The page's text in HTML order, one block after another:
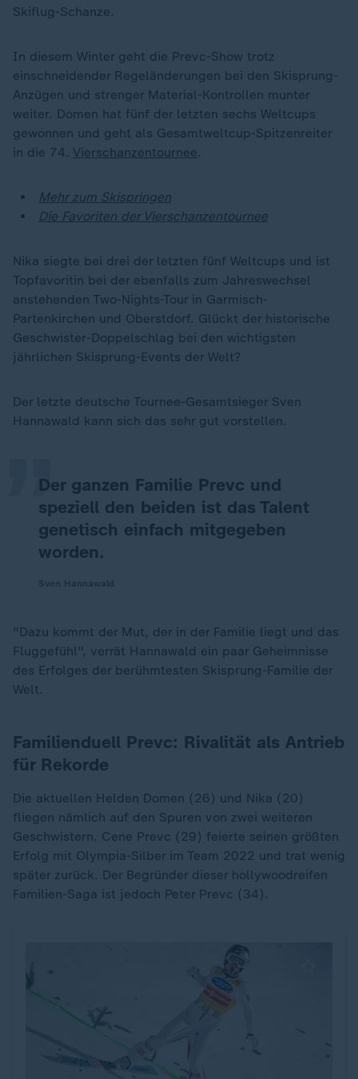
Skiflug-Schanze.
In diesem Winter geht die Prevc-Show trotz
einschneidender Regeländerungen bei den Skisprung-
Anzügen und strenger Material-Kontrollen munter
weiter. Domen hat fünf der letzten sechs Weltcups
gewonnen und geht als Gesamtweltcup-Spitzenreiter
in die 74. Vierschanzentournee.
Mehr zum Skispringen
Die Favoriten der Vierschanzentournee
Nika siegte bei drei der letzten fünf Weltcups und ist
Topfavoritin bei der ebenfalls zum Jahreswechsel
anstehenden Two-Nights-Tour in Garmisch-
Partenkirchen und Oberstdorf. Glückt der historische
Geschwister-Doppelschlag bei den wichtigsten
jährlichen Skisprung-Events der Welt?
Der letzte deutsche Tournee-Gesamtsieger Sven
Hannawald kann sich das sehr gut vorstellen.
Der ganzen Familie Prevc und
speziell den beiden ist das Talent
genetisch einfach mitgegeben
worden.
„
"Dazu kommt der Mut, der in der Familie liegt und das
Fluggefühl", verrät Hannawald ein paar Geheimnisse
des Erfolges der berühmtesten Skisprung-Familie der
Welt.
Familienduell Prevc: Rivalität als Antrieb
für Rekorde
Die aktuellen Helden Domen (26) und Nika (20)
fliegen nämlich auf den Spuren von zwei weiteren
Geschwistern. Cene Prevc (29) feierte seinen größten
Erfolg mit Olympia-Silber im Team 2022 und trat wenig
später zurück. Der Begründer dieser hollywoodreifen
Familien-Saga ist jedoch Peter Prevc (34).